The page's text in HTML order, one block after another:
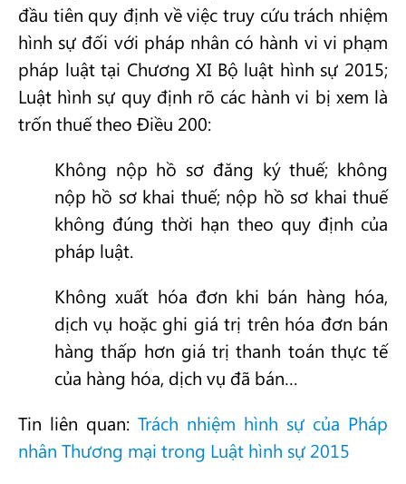
đầu tiên quy định về việc truy cứu trách nhiệm
hình sự đối với pháp nhân có hành vi vi phạm
pháp luật tại Chương XI Bộ luật hình sự 2015;
Luật hình sự quy định rõ các hành vi bị xem là
trốn thuế theo Điều 200:
Không nộp hồ sơ đăng ký thuế; không
nộp hồ sơ khai thuế; nộp hồ sơ khai thuế
không đúng thời hạn theo quy định của
pháp luật.
Không xuất hóa đơn khi bán hàng hóa,
dịch vụ hoặc ghi giá trị trên hóa đơn bán
hàng thấp hơn giá trị thanh toán thực tế
của hàng hóa, dịch vụ đã bán…
Tin liên quan: Trách nhiệm hình sự của Pháp
nhân Thương mại trong Luật hình sự 2015